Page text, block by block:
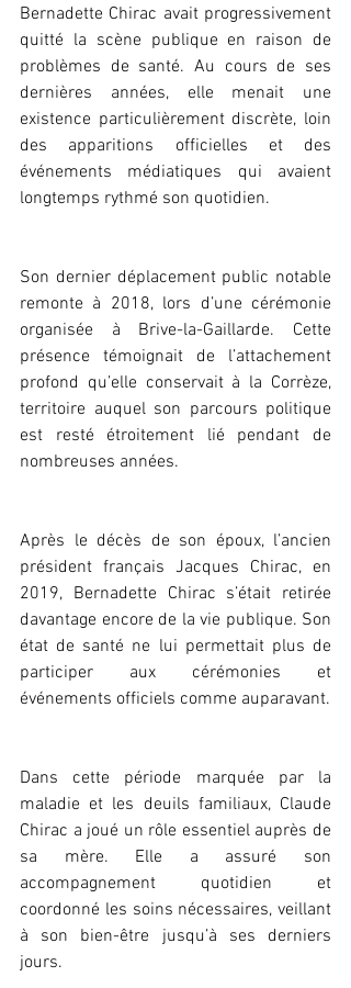
Bernadette Chirac avait progressivement
quitté la scène publique en raison de
problèmes de santé. Au cours de ses
dernières années, elle menait une
existence particulièrement discrète, loin
des apparitions officielles et des
événements médiatiques qui avaient
longtemps rythmé son quotidien.
Son dernier déplacement public notable
remonte à 2018, lors d’une cérémonie
organisée à Brive-la-Gaillarde. Cette
présence témoignait de l’attachement
profond qu’elle conservait à la Corrèze,
territoire auquel son parcours politique
est resté étroitement lié pendant de
nombreuses années.
Après le décès de son époux, l’ancien
président français Jacques Chirac, en
2019, Bernadette Chirac s’était retirée
davantage encore de la vie publique. Son
état de santé ne lui permettait plus de
participer aux cérémonies et
événements officiels comme auparavant.
Dans cette période marquée par la
maladie et les deuils familiaux, Claude
Chirac a joué un rôle essentiel auprès de
sa mère. Elle a assuré son
accompagnement quotidien et
coordonné les soins nécessaires, veillant
à son bien-être jusqu’à ses derniers
jours.